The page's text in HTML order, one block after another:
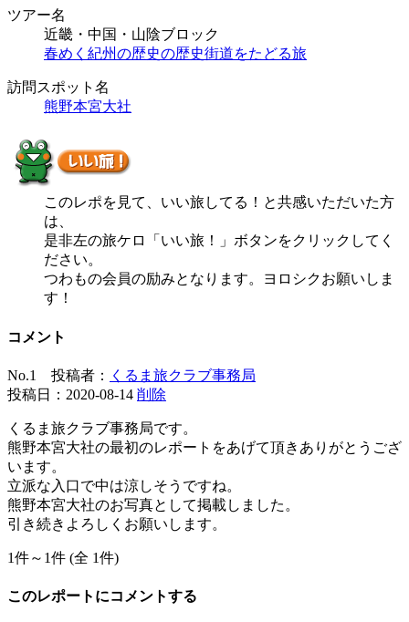
ツアー名
近畿・中国・山陰ブロック
春めく紀州の歴史の歴史街道をたどる旅
訪問スポット名
熊野本宮大社
このレポを見て、いい旅してる！と共感いただいた方
は、
是非左の旅ケロ「いい旅！」ボタンをクリックしてく
ださい。
つわもの会員の励みとなります。ヨロシクお願いしま
す！
コメント
No.1 投稿者：
くるま旅クラブ事務局
投稿日：2020-08-14 削除
くるま旅クラブ事務局です。
熊野本宮大社の最初のレポートをあげて頂きありがとうござ
います。
立派な入口で中は涼しそうですね。
熊野本宮大社のお写真として掲載しました。
引き続きよろしくお願いします。
1件～1件 (全 1件)
このレポートにコメントする